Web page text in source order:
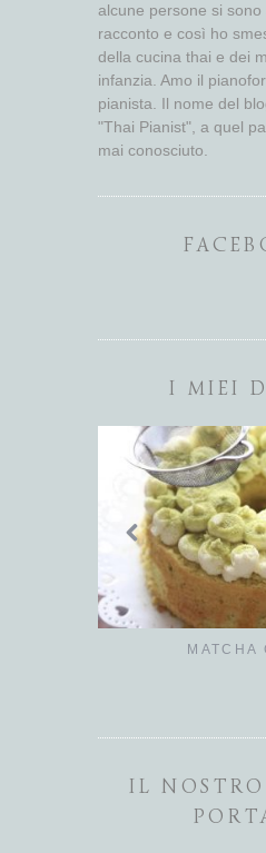
alcune persone si
racconto e così ho
della cucina thai e dei
infanzia. Amo il
pianista. Il nome del
"Thai Pianist", a quel
mai conosciuto.
I MIEI
MATCHA
IL